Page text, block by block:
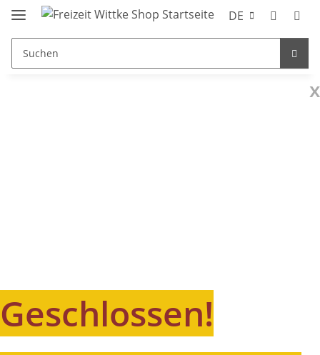
DE
x
Geschlossen!